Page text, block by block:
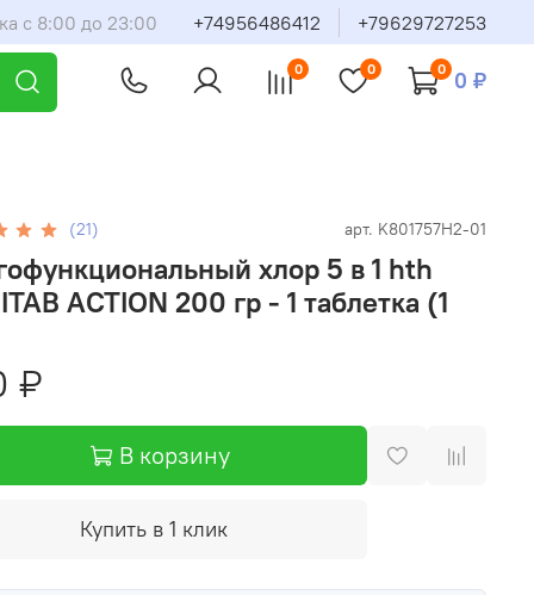
с 8:00 до 23:00 +74956486412 +79629727253
0 0 0 0 ₽
(21) арт. K801757H2-01
хлор 5 в 1 hth
ACTION 200 гр - 1 таблетка (1
₽
В корзину
Купить в 1 клик